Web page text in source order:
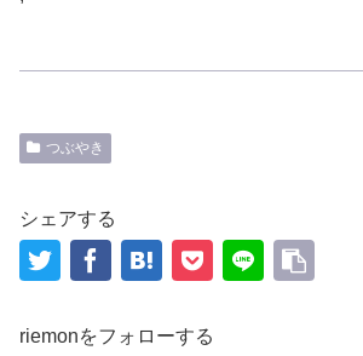
つぶやき
シェアする
riemonをフォローする